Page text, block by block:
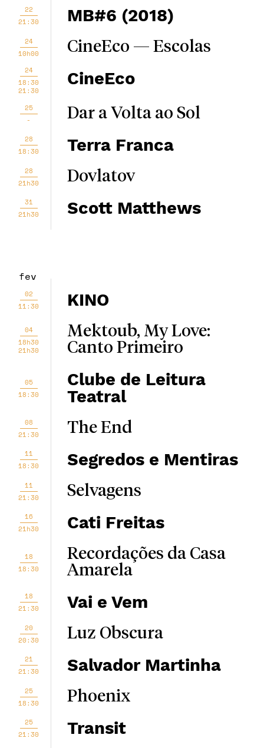
22
21:30
MB#6 (2018)
24
10h00
CineEco — Escolas
24
18:30
21:30
CineEco
25
-
Dar a Volta ao Sol
28
18:30
Terra Franca
28
21h30
Dovlatov
31
21h30
Scott Matthews
fev
02
11:30
KINO
04
18h30
21h30
Mektoub, My Love:
Canto Primeiro
05
18:30
Clube de Leitura
Teatral
08
21:30
The End
11
18:30
Segredos e Mentiras
11
21:30
Selvagens
16
21h30
Cati Freitas
18
18:30
Recordações da Casa
Amarela
18
21:30
Vai e Vem
20
20:30
Luz Obscura
21
21:30
Salvador Martinha
25
18:30
Phoenix
25
21:30
Transit